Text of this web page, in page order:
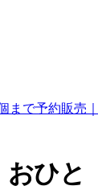
まで予約販売
おひと